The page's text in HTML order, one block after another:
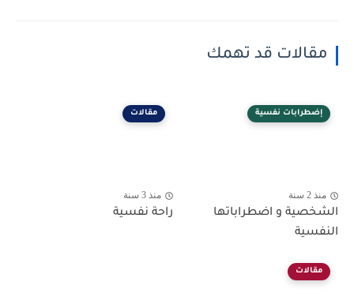
مقالات قد تهمك
إضطرابات نفسية
منذ 2 سنة
الشخصية و اضطراباتها
النفسية
مقالات
منذ 3 سنة
راحة نفسية
مقالات